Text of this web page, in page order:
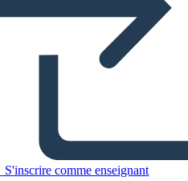
S'inscrire comme enseignant
en